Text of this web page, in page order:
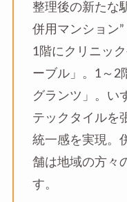
整理後の新たな
併用マンション”
1階にクリニッ
ーブル」。1～2
グランツ」。い
テックタイルを
統一感を実現。
舗は地域の方々
す。